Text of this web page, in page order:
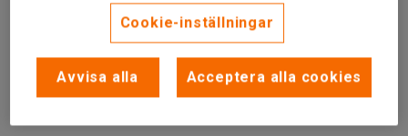
Liknande produkter
Cookie-inställningar
Avvisa alla Acceptera alla cookies